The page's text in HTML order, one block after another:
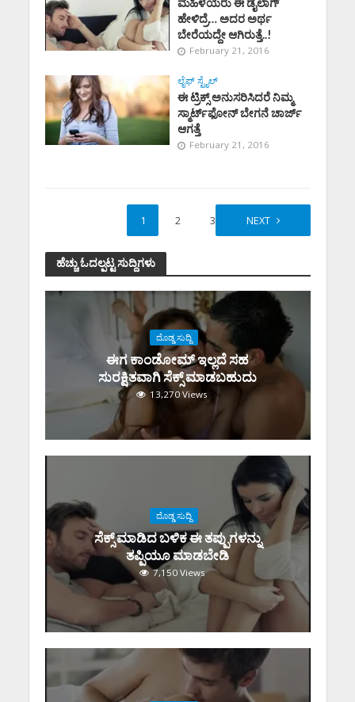
ಮಹಿಳೆಯರು ಈ ಡೈಲಾಗ್‌
ಹೇಳಿದ್ರೆ… ಅದರ ಅರ್ಥ
ಬೇರೆಯದ್ದೇ ಆಗಿರುತ್ತೆ..!
February 21, 2016
ಲೈಫ್ ಸ್ಟೈಲ್
ಈ ಟ್ರಿಕ್ಸ್‌ ಅನುಸರಿಸಿದರೆ ನಿಮ್ಮ
ಸ್ಮಾರ್ಟ್‌ಫೋನ್‌ ಬೇಗನೆ ಚಾರ್ಜ್‌
ಆಗತ್ತೆ
February 21, 2016
1 2 3 NEXT
ಹೆಚ್ಚು ಓದಲ್ಪಟ್ಟ ಸುದ್ದಿಗಳು
ದೊಡ್ಡ ಸುದ್ದಿ
ಈಗ ಕಾಂಡೋಮ್‌ ಇಲ್ಲದೆ ಸಹ
ಸುರಕ್ಷಿತವಾಗಿ ಸೆಕ್ಸ್‌ ಮಾಡಬಹುದು
13,270 Views
ದೊಡ್ಡ ಸುದ್ದಿ
ಸೆಕ್ಸ್‌ ಮಾಡಿದ ಬಳಿಕ ಈ ತಪ್ಪುಗಳನ್ನು
ತಪ್ಪಿಯೂ ಮಾಡಬೇಡಿ
7,150 Views